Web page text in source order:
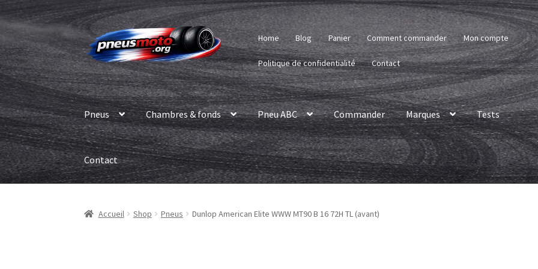
Aller
à
la
navigation
Aller
au
contenu
Home Blog Panier Comment commander Mon compte
Politique de confidentialité Contact
Pneus Chambres & fonds Pneu ABC Commander Marques Tests
Contact
Accueil Shop Pneus Dunlop American Elite WWW MT90 B 16 72H TL (avant)